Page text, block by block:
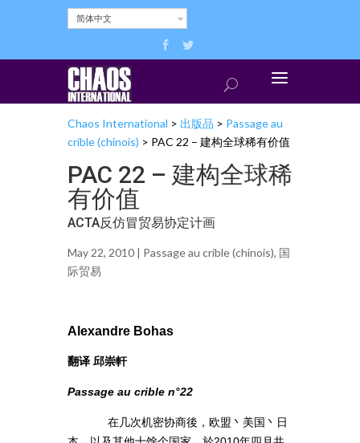
简体中文
Chaos International > 出版品 > Passage au
crible (chinois) > PAC 22 – 建构全球稀有价值
PAC 22 – 建构全球稀
有价值
ACTA反仿冒贸易协定计画
May 22, 2010 | Passage au crible (chinois), 国
际贸易
Alexandre Bohas
翻译 邱崇軒
Passage au crible n°22
在几次机密协商後，欧盟丶美国丶日